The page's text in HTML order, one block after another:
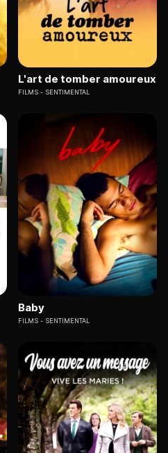
L'art de tomber amoureux
FILMS SENTIMENTAL
Baby
FILMS SENTIMENTAL